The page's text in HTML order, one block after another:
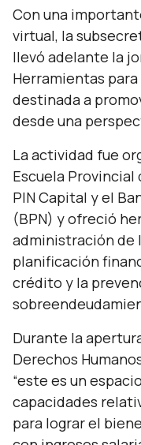
Con una
virtual, la
llevó adelante la
Herramientas
destinada a
desde una
La actividad fue
Escuela Provincial
PIN Capital y el
(BPN) y ofreció
administración de
planificación
crédito y la
Durante la
Derechos
“este es un
capacidades
para lograr el